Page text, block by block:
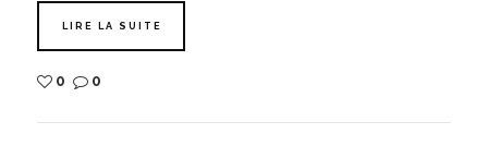
LIRE LA SUITE
0 0